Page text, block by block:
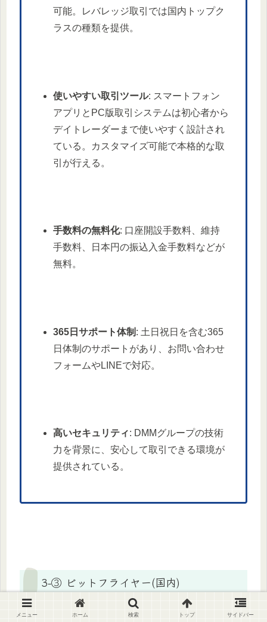
可能。レバレッジ取引では国内トップク
ラスの種類を提供。
使いやすい取引ツール: スマートフォン
アプリとPC版取引システムは初心者から
デイトレーダーまで使いやすく設計され
ている。カスタマイズ可能で本格的な取
引が行える。
手数料の無料化: 口座開設手数料、維持
手数料、日本円の振込入金手数料などが
無料。
365日サポート体制 : 土日祝日を含む365
日体制のサポートがあり、お問い合わせ
フォームやLINEで対応。
高いセキュリティ: DMMグループの技術
力を背景に、安心して取引できる環境が
提供されている。
3-③ ビットフライヤー(国内)
メニュー ホーム 検索 トップ サイドバー